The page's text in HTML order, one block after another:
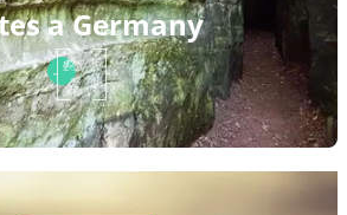
a Germany